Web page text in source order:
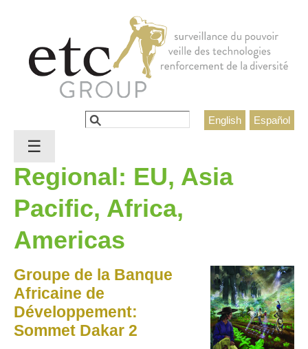
Español
English
Formulaire de recherche
Rechercher
Regional: EU, Asia
Pacific, Africa,
Americas
Groupe de la Banque
Africaine de
Développement:
Sommet Dakar 2
☰